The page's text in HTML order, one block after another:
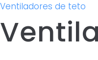
Ventiladores de teto